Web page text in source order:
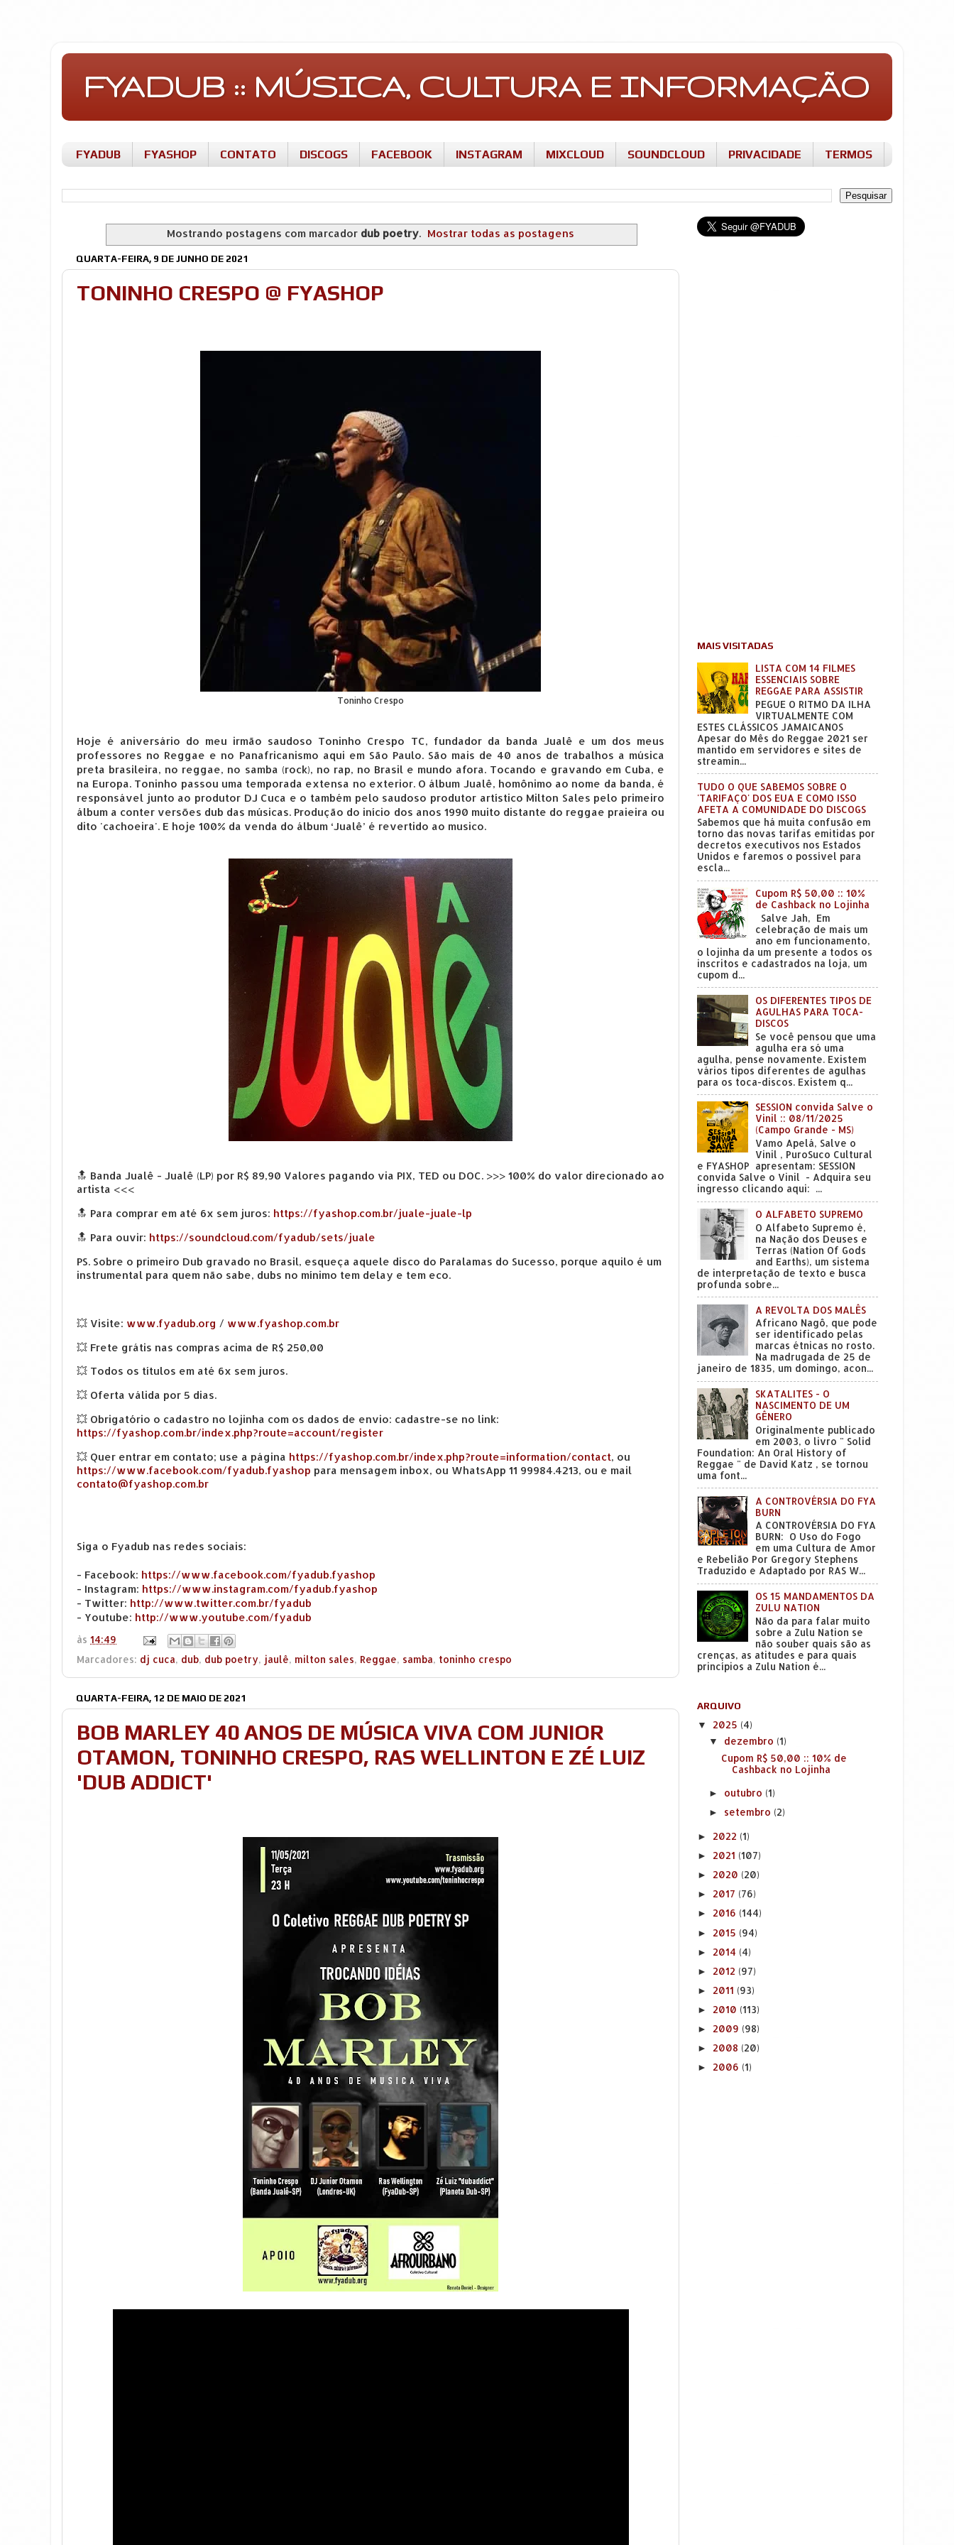
FYADUB :: MÚSICA, CULTURA E INFORMAÇÃO
FYADUB FYASHOP CONTATO DISCOGS FACEBOOK INSTAGRAM MIXCLOUD SOUNDCLOUD PRIVACIDADE TERMOS
Mostrando postagens com marcador dub poetry. Mostrar todas as postagens
QUARTA-FEIRA, 9 DE JUNHO DE 2021
TONINHO CRESPO @ FYASHOP
Toninho Crespo
Hoje é aniversário do meu irmão saudoso Toninho Crespo TC, fundador da banda Jualê e um dos meus
professores no Reggae e no Panafricanismo aqui em São Paulo. São mais de 40 anos de trabalhos a música
preta brasileira, no reggae, no samba (rock), no rap, no Brasil e mundo afora. Tocando e gravando em Cuba, e
na Europa. Toninho passou uma temporada extensa no exterior. O álbum Jualê, homônimo ao nome da banda, é
responsável junto ao produtor DJ Cuca e o também pelo saudoso produtor artístico Milton Sales pelo primeiro
álbum a conter versões dub das músicas. Produção do início dos anos 1990 muito distante do reggae praieira ou
dito 'cachoeira'. E hoje 100% da venda do álbum ‘Jualê’ é revertido ao musico.
🔝 Banda Jualê - Jualê (LP) por R$ 89,90 Valores pagando via PIX, TED ou DOC. >>> 100% do valor direcionado ao
artista <<<
🔝 Para comprar em até 6x sem juros: https://fyashop.com.br/juale-juale-lp
🔝 Para ouvir: https://soundcloud.com/fyadub/sets/juale
PS. Sobre o primeiro Dub gravado no Brasil, esqueça aquele disco do Paralamas do Sucesso, porque aquilo é um
instrumental para quem não sabe, dubs no mínimo tem delay e tem eco.
💥 Visite: www.fyadub.org / www.fyashop.com.br
💥 Frete grátis nas compras acima de R$ 250,00
💥 Todos os títulos em até 6x sem juros.
💥 Oferta válida por 5 dias.
💥 Obrigatório o cadastro no lojinha com os dados de envio: cadastre-se no link:
https://fyashop.com.br/index.php?route=account/register
💥 Quer entrar em contato; use a página https://fyashop.com.br/index.php?route=information/contact, ou
https://www.facebook.com/fyadub.fyashop para mensagem inbox, ou WhatsApp 11 99984.4213, ou e mail
contato@fyashop.com.br
Siga o Fyadub nas redes sociais:
- Facebook: https://www.facebook.com/fyadub.fyashop
- Instagram: https://www.instagram.com/fyadub.fyashop
- Twitter: http://www.twitter.com.br/fyadub
- Youtube: http://www.youtube.com/fyadub
às 14:49
Marcadores: dj cuca, dub, dub poetry, jaulê, milton sales, Reggae, samba, toninho crespo
QUARTA-FEIRA, 12 DE MAIO DE 2021
BOB MARLEY 40 ANOS DE MÚSICA VIVA COM JUNIOR
OTAMON, TONINHO CRESPO, RAS WELLINTON E ZÉ LUIZ
'DUB ADDICT'
MAIS VISITADAS
LISTA COM 14 FILMES
ESSENCIAIS SOBRE
REGGAE PARA ASSISTIR
PEGUE O RITMO DA ILHA
VIRTUALMENTE COM
ESTES CLÁSSICOS JAMAICANOS
Apesar do Mês do Reggae 2021 ser
mantido em servidores e sites de
streamin...
TUDO O QUE SABEMOS SOBRE O
'TARIFAÇO' DOS EUA E COMO ISSO
AFETA A COMUNIDADE DO DISCOGS
Sabemos que há muita confusão em
torno das novas tarifas emitidas por
decretos executivos nos Estados
Unidos e faremos o possível para
escla...
Cupom R$ 50,00 :: 10%
de Cashback no Lojinha
Salve Jah, Em
celebração de mais um
ano em funcionamento,
o lojinha da um presente a todos os
inscritos e cadastrados na loja, um
cupom d...
OS DIFERENTES TIPOS DE
AGULHAS PARA TOCA-
DISCOS
Se você pensou que uma
agulha era só uma
agulha, pense novamente. Existem
vários tipos diferentes de agulhas
para os toca-discos. Existem q...
SESSION convida Salve o
Vinil :: 08/11/2025
(Campo Grande - MS)
Vamo Apelá, Salve o
Vinil , PuroSuco Cultural
e FYASHOP apresentam: SESSION
convida Salve o Vinil - Adquira seu
ingresso clicando aqui: ...
O ALFABETO SUPREMO
O Alfabeto Supremo é,
na Nação dos Deuses e
Terras (Nation Of Gods
and Earths), um sistema
de interpretação de texto e busca
profunda sobre...
A REVOLTA DOS MALÊS
Africano Nagô, que pode
ser identificado pelas
marcas étnicas no rosto.
Na madrugada de 25 de
janeiro de 1835, um domingo, acon...
SKATALITES - O
NASCIMENTO DE UM
GÊNERO
Originalmente publicado
em 2003, o livro " Solid
Foundation: An Oral History of
Reggae " de David Katz , se tornou
uma font...
A CONTROVÉRSIA DO FYA
BURN
A CONTROVÉRSIA DO FYA
BURN: O Uso do Fogo
em uma Cultura de Amor
e Rebelião Por Gregory Stephens
Traduzido e Adaptado por RAS W...
OS 15 MANDAMENTOS DA
ZULU NATION
Não da para falar muito
sobre a Zulu Nation se
não souber quais são as
crenças, as atitudes e para quais
princípios a Zulu Nation é...
ARQUIVO
▼ 2025 (4)
▼ dezembro (1)
Cupom R$ 50,00 :: 10% de
Cashback no Lojinha
► outubro (1)
► setembro (2)
► 2022 (1)
► 2021 (107)
► 2020 (20)
► 2017 (76)
► 2016 (144)
► 2015 (94)
► 2014 (4)
► 2012 (97)
► 2011 (93)
► 2010 (113)
► 2009 (98)
► 2008 (20)
► 2006 (1)